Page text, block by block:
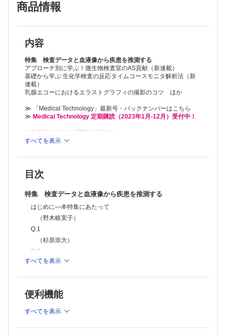
Q.3
（西森美香）
Q.5
（矢作かおり・松下弘道）
Q.6
（徳竹孝好）
Q.7
（勢井伸幸）
Q.8
（野木岐実子）
Q.9
Editorial―今月のことば
遊びゴコロをもった臨床検査はいかが?
話題―NEWS&TOPICS
一般検査分野のワーキンググループ・委員会の発足
（清宮正徳・石山雅大・金沢聖美・神山恵多・菊池春人・下澤達雄・宿
「大規模災害対策規程」の要点
（山田俊幸）
アプローチ別に学ぶ！微生物検査室のAS貢献 新連載
1．抗菌薬適正使用支援（AS）とは―臨床検査技師，微生物検査に求め
られること
（中村竜也）
基礎から学ぶ 生化学検査の反応タイムコースモニタ解析法 新連載
1．緒論および終点分析法における試薬の劣化
技術講座
（今野佐智代）
一般検査室のための 体腔液に出現しやすい細胞の染色像
商品情報
内容
特集 検査データと血液像から疾患を推測する
アプローチ別に学ぶ！微生物検査室のAS貢献（新連載）
基礎から学ぶ 生化学検査の反応タイムコースモニタ解析法（新
連載）
乳腺エコーにおけるエラストグラフィの撮影のコツ ほか
≫ 「Medical Technology」最新号・バックナンバーはこちら
≫ Medical Technology 定期購読（2023年1月-12月）受付中！
※本製品はPCでの閲覧も可能です。
製品のご購入後、「購入済ライセンス一覧」より、オンライン環
認ください。
最新版
すべてを表示
目次
特集 検査データと血液像から疾患を推測する
はじめに―本特集にあたって
（野木岐実子）
Q.1
（杉原崇大）
Q.2
（井上雄介）
Q.4
（杉本圭輔）
（矢作かおり・松下弘道）
すべてを表示
便利機能
すべてを表示